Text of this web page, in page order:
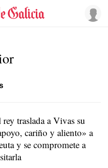
rey traslada a Vivas su
cariño y aliento» a
y se compromete a